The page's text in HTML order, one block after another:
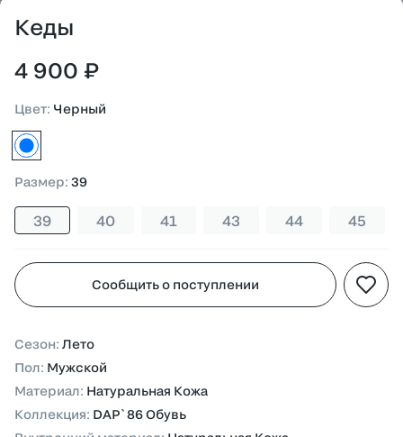
Кеды
4 900 ₽
Цвет: Черный
черный
Размер: 39
39 40 41 43 44 45
Сообщить о поступлении
Сезон: Лето
Пол: Мужской
Материал: Натуральная Кожа
Коллекция: DAP`86 Обувь